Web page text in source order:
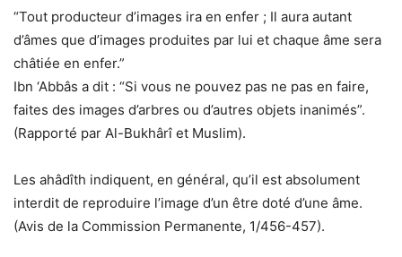
“Tout producteur d’images ira en enfer ; Il aura autant
d’âmes que d’images produites par lui et chaque âme sera
châtiée en enfer.”
Ibn ‘Abbâs a dit : “Si vous ne pouvez pas ne pas en faire,
faites des images d’arbres ou d’autres objets inanimés”.
(Rapporté par Al-Bukhârî et Muslim).
Les ahâdîth indiquent, en général, qu’il est absolument
interdit de reproduire l’image d’un être doté d’une âme.
(Avis de la Commission Permanente, 1/456-457).